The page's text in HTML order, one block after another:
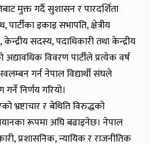
मुक्त गर्दै सुशासन र पारदर्शिता
पार्टीका इकाइ सभापति, क्षेत्रीय
सदस्य, पदाधिकारी तथा केन्द्रीय
विवरण पार्टीले प्रत्येक वर्ष
गर्न नेपाल विद्यार्थी संघले
निर्णय गरियो।
र बेथिति विरुद्धको
रूपमा अघि बढाइनेछ। नेपाल
प्रशासनिक, न्यायिक र राजनीतिक